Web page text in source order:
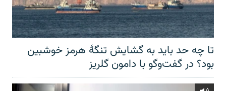
تا چه حد باید به گشایش تنگهٔ هرمز خوشبین
بود؟ در گفت‌وگو با دامون گلریز